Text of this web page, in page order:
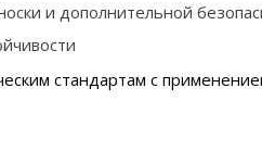
и дополнительной
стандартам с